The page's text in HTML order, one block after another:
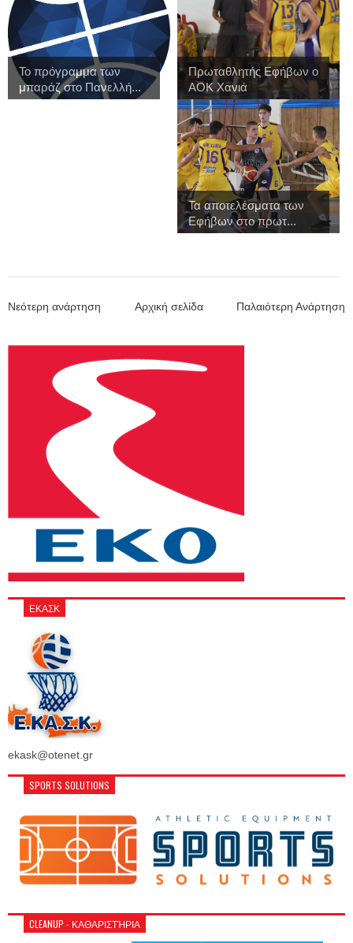
Το πρόγραμμα των
μπαράζ στο Πανελλή...
Πρωταθλητής Εφήβων ο
ΑΟΚ Χανιά
Τα αποτελέσματα των
Εφήβων στο πρωτ...
Νεότερη ανάρτηση Παλαιότερη Ανάρτηση
Αρχική σελίδα
ΕΚΑΣΚ
ekask@otenet.gr
SPORTS SOLUTIONS
CLEANUP - ΚΑΘΑΡΙΣΤΉΡΙΑ